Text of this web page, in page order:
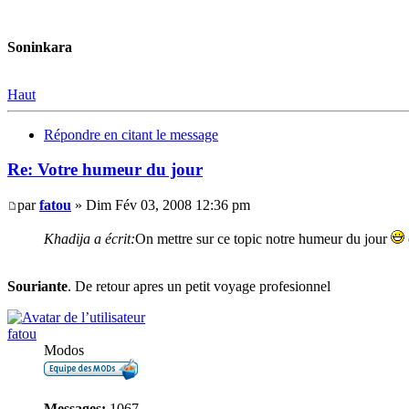
Soninkara
Haut
Répondre en citant le message
Re: Votre humeur du jour
parfatou » Dim Fév 03, 2008 12:36 pm
Khadija a écrit:On mettre sur ce topic notre humeur du jour
Souriante. De retour apres un petit voyage profesionnel
fatou
Modos